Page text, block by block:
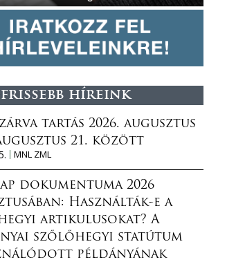
híreink
tartás 2026. augusztus
augusztus 21. között
MNL ZML
dokumentuma 2026
Használták-e a
artikulusokat? A
szőlőhegyi statútum
példányának